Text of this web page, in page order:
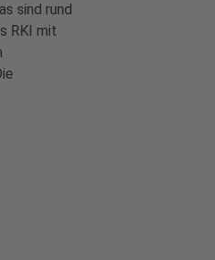
sind rund
RKI mit